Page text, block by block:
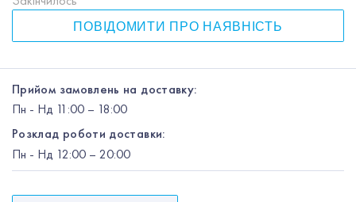
ПОВІДОМИТИ ПРО НАЯВНІСТЬ
Прийом замовлень на доставку:
Пн - Нд 11:00 – 18:00
Розклад роботи доставки:
Пн - Нд 12:00 – 20:00